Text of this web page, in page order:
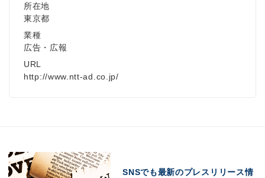
所在地
東京都
業種
広告・広報
URL
http://www.ntt-ad.co.jp/
SNSでも最新のプレスリリース情